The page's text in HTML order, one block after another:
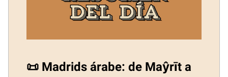
📜 Madrids árabe: de Maŷrīt a